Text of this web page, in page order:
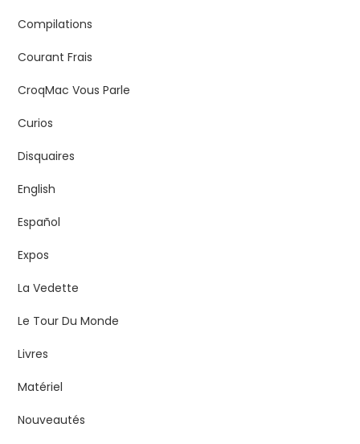
Compilations
Courant Frais
CroqMac Vous Parle
Curios
Disquaires
English
Español
Expos
La Vedette
Le Tour Du Monde
Livres
Matériel
Nouveautés